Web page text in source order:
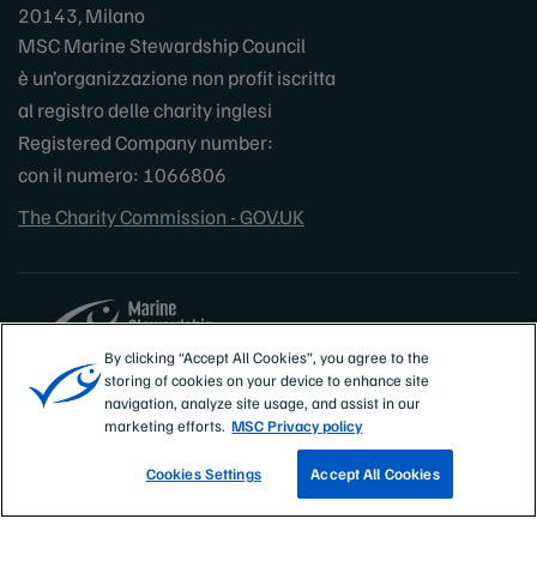
20143, Milano
MSC Marine Stewardship Council
è un’organizzazione non profit iscritta
al registro delle charity inglesi
Registered Company number:
con il numero: 1066806
The Charity Commission - GOV.UK
Sites
Italia
SCOPRI LE NOSTRE ATTIVITÀ DI PESCA
By clicking “Accept All Cookies”, you agree to the
storing of cookies on your device to enhance site
navigation, analyze site usage, and assist in our
marketing efforts. MSC Privacy policy
Cookies Settings Accept All Cookies